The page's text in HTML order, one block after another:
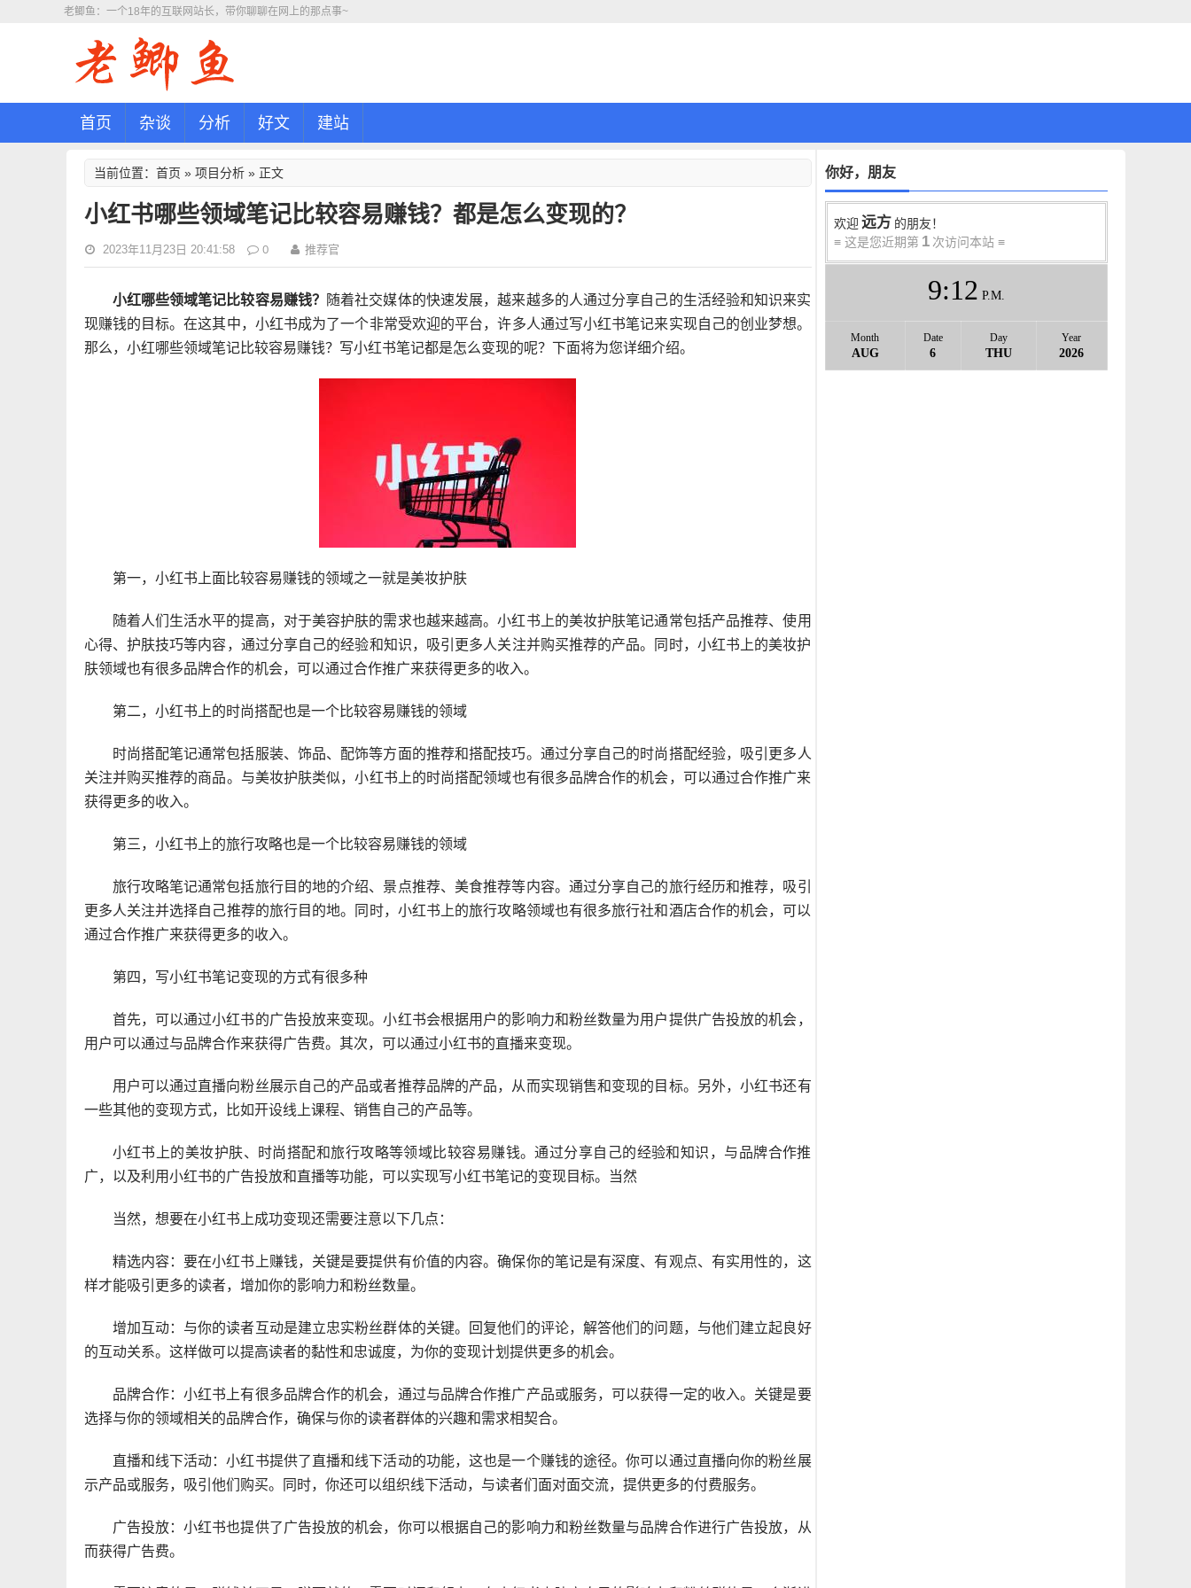
老鲫鱼：一个18年的互联网站长，带你聊聊在网上的那点事~
首页 杂谈 分析 好文 建站
当前位置： 首页 » 项目分析» 正文
小红书哪些领域笔记比较容易赚钱？都是怎么变现的？
2023年11月23日 20:41:58 0 推荐官
小红哪些领域笔记比较容易赚钱？ 随着社交媒体的快速发展，越来越多的人通过分享自己的生活经验和知识来实
现赚钱的目标。在这其中，小红书成为了一个非常受欢迎的平台，许多人通过写小红书笔记来实现自己的创业梦想。
那么，小红哪些领域笔记比较容易赚钱？写小红书笔记都是怎么变现的呢？下面将为您详细介绍。
第一，小红书上面比较容易赚钱的领域之一就是美妆护肤
随着人们生活水平的提高，对于美容护肤的需求也越来越高。小红书上的美妆护肤笔记通常包括产品推荐、使用
心得、护肤技巧等内容，通过分享自己的经验和知识，吸引更多人关注并购买推荐的产品。同时，小红书上的美妆护
肤领域也有很多品牌合作的机会，可以通过合作推广来获得更多的收入。
第二，小红书上的时尚搭配也是一个比较容易赚钱的领域
时尚搭配笔记通常包括服装、饰品、配饰等方面的推荐和搭配技巧。通过分享自己的时尚搭配经验，吸引更多人
关注并购买推荐的商品。与美妆护肤类似，小红书上的时尚搭配领域也有很多品牌合作的机会，可以通过合作推广来
获得更多的收入。
第三，小红书上的旅行攻略也是一个比较容易赚钱的领域
旅行攻略笔记通常包括旅行目的地的介绍、景点推荐、美食推荐等内容。通过分享自己的旅行经历和推荐，吸引
更多人关注并选择自己推荐的旅行目的地。同时，小红书上的旅行攻略领域也有很多旅行社和酒店合作的机会，可以
通过合作推广来获得更多的收入。
第四，写小红书笔记变现的方式有很多种
首先，可以通过小红书的广告投放来变现。小红书会根据用户的影响力和粉丝数量为用户提供广告投放的机会，
用户可以通过与品牌合作来获得广告费。其次，可以通过小红书的直播来变现。
用户可以通过直播向粉丝展示自己的产品或者推荐品牌的产品，从而实现销售和变现的目标。另外，小红书还有
一些其他的变现方式，比如开设线上课程、销售自己的产品等。
小红书上的美妆护肤、时尚搭配和旅行攻略等领域比较容易赚钱。通过分享自己的经验和知识，与品牌合作推
广，以及利用小红书的广告投放和直播等功能，可以实现写小红书笔记的变现目标。当然
当然，想要在小红书上成功变现还需要注意以下几点：
精选内容：要在小红书上赚钱，关键是要提供有价值的内容。确保你的笔记是有深度、有观点、有实用性的，这
样才能吸引更多的读者，增加你的影响力和粉丝数量。
增加互动：与你的读者互动是建立忠实粉丝群体的关键。回复他们的评论，解答他们的问题，与他们建立起良好
的互动关系。这样做可以提高读者的黏性和忠诚度，为你的变现计划提供更多的机会。
品牌合作：小红书上有很多品牌合作的机会，通过与品牌合作推广产品或服务，可以获得一定的收入。关键是要
选择与你的领域相关的品牌合作，确保与你的读者群体的兴趣和需求相契合。
直播和线下活动：小红书提供了直播和线下活动的功能，这也是一个赚钱的途径。你可以通过直播向你的粉丝展
示产品或服务，吸引他们购买。同时，你还可以组织线下活动，与读者们面对面交流，提供更多的付费服务。
广告投放：小红书也提供了广告投放的机会，你可以根据自己的影响力和粉丝数量与品牌合作进行广告投放，从
而获得广告费。
你好，朋友
欢迎 远方 的朋友！
≡ 这是您近期第 1 次访问本站 ≡
9 12 P.M.
Month
AUG
Date
6
Day
THU
Year
2026